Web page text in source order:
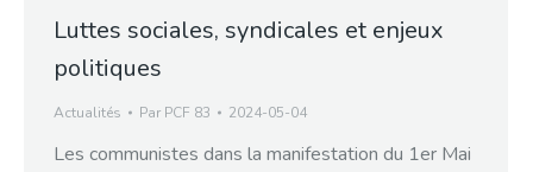
Luttes sociales, syndicales et enjeux
politiques
Actualités Par PCF 83 2024-05-04
Les communistes dans la manifestation du 1er Mai